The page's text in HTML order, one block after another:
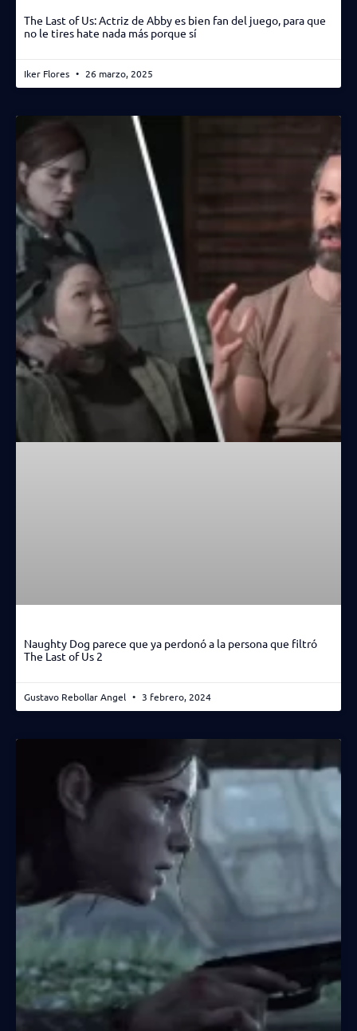
The Last of Us: Actriz de Abby es bien fan del juego, para que
no le tires hate nada más porque sí
Iker Flores 26 marzo, 2025
Naughty Dog parece que ya perdonó a la persona que filtró
The Last of Us 2
Gustavo Rebollar Angel 3 febrero, 2024